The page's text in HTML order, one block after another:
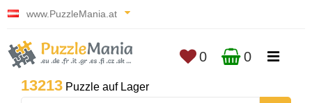
www.PuzzleMania.at
13213 Puzzle auf Lager
0 0